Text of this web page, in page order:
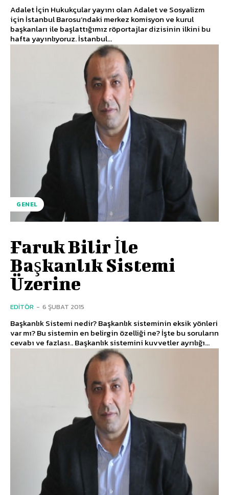
Adalet İçin Hukukçular yayını olan Adalet ve Sosyalizm
için İstanbul Barosu’ndaki merkez komisyon ve kurul
başkanları ile başlattığımız röportajlar dizisinin ilkini bu
hafta yayınlıyoruz. İstanbul...
GENEL
Faruk Bilir İle
Başkanlık Sistemi
Üzerine
EDITÖR - 6 ŞUBAT 2015
Başkanlık Sistemi nedir? Başkanlık sisteminin eksik yönleri
var mı? Bu sistemin en belirgin özelliği ne? İşte bu soruların
cevabı ve fazlası.. Başkanlık sistemini kuvvetler ayrılığı...